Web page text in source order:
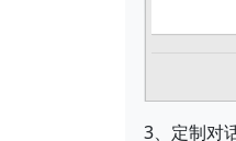
3、定制对